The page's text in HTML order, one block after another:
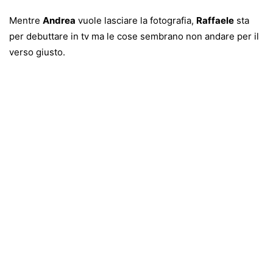
Mentre Andrea vuole lasciare la fotografia, Raffaele sta
per debuttare in tv ma le cose sembrano non andare per il
verso giusto.